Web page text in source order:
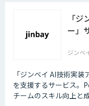
詳しくはお問い合わせ
「
ー」
ジンベ
「ジンベイ AI技術実
を支援するサービス。
チームのスキル向上と